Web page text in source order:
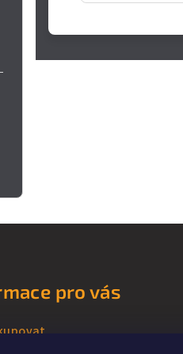
pro vás